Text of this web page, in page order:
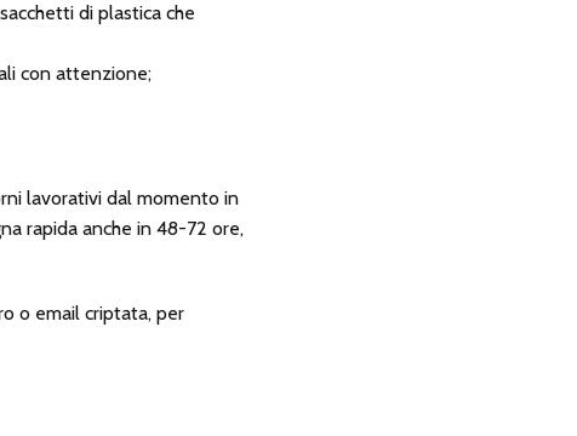
di plastica che
con attenzione;
lavorativi dal momento in
rapida anche in 48-72 ore,
o email criptata, per